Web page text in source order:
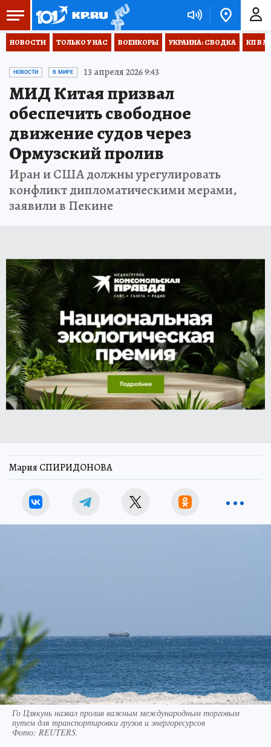
НОВОСТИ ТОЛЬКО У НАС ВОЕНКОРЫ УКРАИНА: СВОДКА КП В
НОВОСТИ В МИРЕ 13 апреля 2026 9:43
МИД Китая призвал
обеспечить свободное
движение судов через
Ормузский пролив
Иран и США должны урегулировать
конфликт дипломатическими мерами,
заявили в Пекине
Мария СПИРИДОНОВА
Го Цзякунь назвал пролив важным международным торговым
путем для транспортировки грузов и энергоресурсов
Фото: REUTERS.